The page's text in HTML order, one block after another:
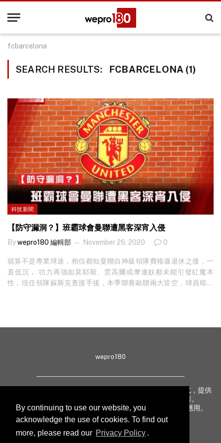
By continuing to use our website, you
acknowledge the use of cookies. To find out
more, please read our Privacy Policy .
fcbarcelona
SEARCH RESULTS: FCBARCELONA (1)
科技新聞
【防守漏洞？】班霸球會曼聯遭黑客深宵入侵
Bywepro180 編輯部 November 26, 2020 0
就算不是專業球迷，相信都知曼聯自神級領隊費格遜退休之後，一
直低沉， 功力再強如莫耶斯、雲高爾或摩連奴都未能引發紅魔本
性，現任領隊蘇斯克查接手後，本季聯賽歐聯兩大皆空，球員暗裡
調查事件，會盡可能減少關閉電腦系統後的影響。當時電腦的防禦
了襲擊，不讓黑客觸碰最寶貴的核心私隱資料。不過，球迷並沒放
題。 黑客發動攻擊翌日，曼聯需在主場迎戰西布朗，幸好球會舉行
賽事所需的電腦系統均受到保護，球賽才能如期舉行：「球會對外
的網絡渠道沒有受到影響，包括官方網站和應用程式均如常運作，
而目前我們尚不清楚球迷和客戶相關的個人資料外洩。不過我們相
信奧脫福比賽需要用到的系統仍然安全，對西布朗的賽事將會繼續
wepro180
wepro180 由 IT 業界專家組成，以生動有趣、深入淺出方式，提供
最新 IT 動態、趨勢、技術、行業熱話、專題報導等內容。
致力提升亞太地區科技知識及網絡安全意識，促進新技術應用。